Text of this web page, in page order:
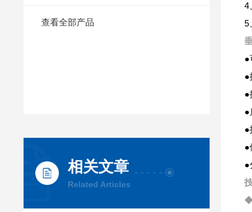
查看全部产品
相关文章
Related Articles
4
5
●
●
●
●
●
●
●
◆